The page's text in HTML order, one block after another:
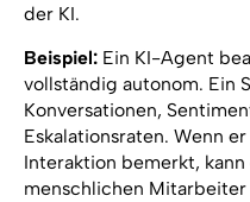
der KI.
Beispiel:Ein KI-Agent
vollständig autonom. Ein
Konversationen,
Eskalationsraten. Wenn
Interaktion bemerkt,
menschlichen